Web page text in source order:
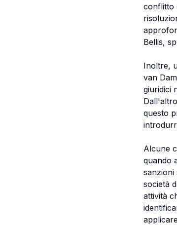
conflitto
Bellis,
Inoltre,
van
giuridici
questo
Alcune
quando
sanzioni
società
attività